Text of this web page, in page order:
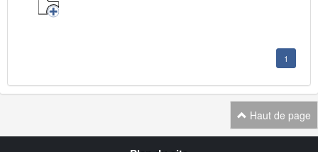
1
Haut de page